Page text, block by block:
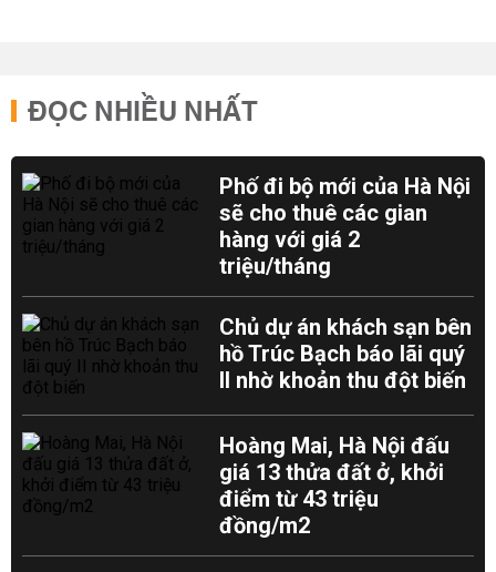
ĐỌC NHIỀU NHẤT
Phố đi bộ mới của Hà Nội
sẽ cho thuê các gian
hàng với giá 2
triệu/tháng
Chủ dự án khách sạn bên
hồ Trúc Bạch báo lãi quý
II nhờ khoản thu đột biến
Hoàng Mai, Hà Nội đấu
giá 13 thửa đất ở, khởi
điểm từ 43 triệu
đồng/m2